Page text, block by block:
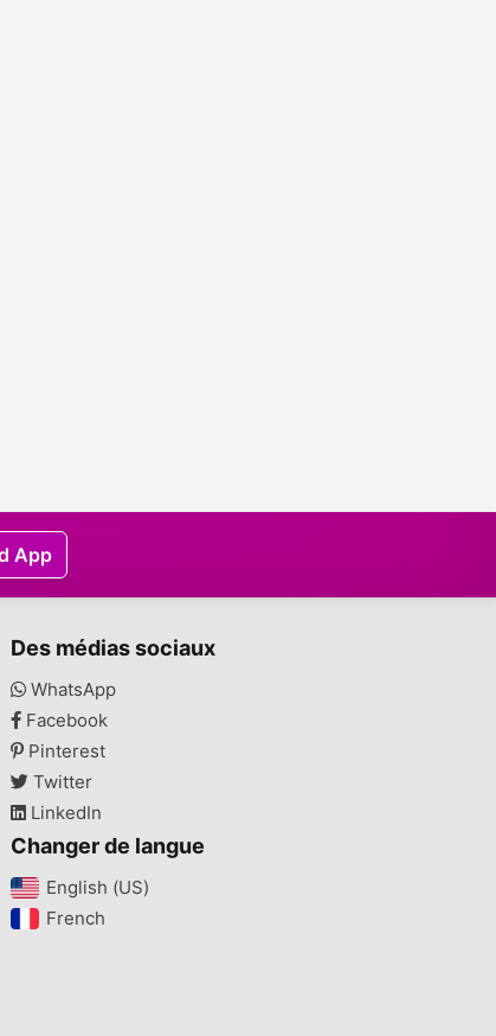
App
Des médias sociaux
WhatsApp
Facebook
Pinterest
Twitter
LinkedIn
Changer de langue
English (US)‎
French‎